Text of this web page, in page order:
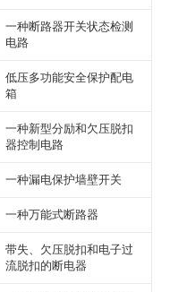
一种断路器开关状态检测
电路
低压多功能安全保护配电
箱
一种新型分励和欠压脱扣
器控制电路
一种漏电保护墙壁开关
一种万能式断路器
带失、欠压脱扣和电子过
流脱扣的断电器